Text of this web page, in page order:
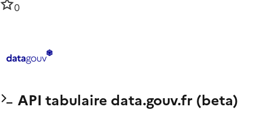
0
API tabulaire data.gouv.fr (beta)